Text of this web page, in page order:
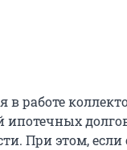
работе
При этом,